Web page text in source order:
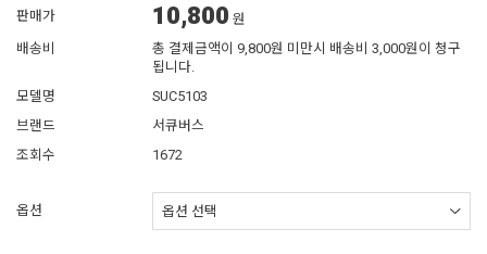
판매가 10,800 원
배송비
총 결제금액이 9,800원 미만시 배송비 3,000원이 청구
됩니다.
모델명
SUC5103
브랜드
서큐버스
조회수
1672
옵션